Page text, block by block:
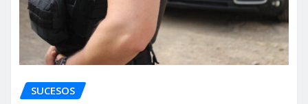
SUCESOS